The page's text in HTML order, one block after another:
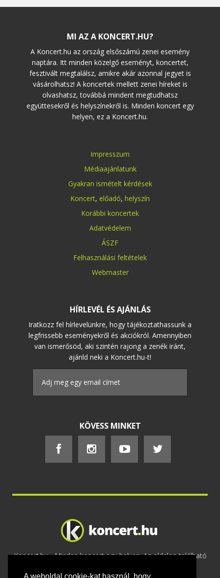
MI AZ A KONCERT.HU?
A Koncert.hu az ország elsőszámú zenei esemény
naptára. Itt minden közelgő eseményt, koncertet,
fesztivált megtalálsz, amikre akár azonnal jegyet is
vásárolhatsz! A koncertek mellett zenei híreket is
olvashatsz, továbbá mindent megtudhatsz
együttesekről és helyszínekről is. Minden koncert egy
helyen, ez a Koncert.hu.
Impresszum
Médiaajánlatunk
Gyakran ismételt kérdések
Koncert, előadó, helyszín
Korábbi koncertek
Adatvédelem
ÁSZF
Felhasználási feltételek
Webmaster
HÍRLEVÉL ÉS AJÁNLÁS
Iratkozz fel hírlevelünkre, hogy tájékoztathassunk a
legfrissebb eseményekről és akciókról. Amennyiben
van ismerősöd, aki szintén rajong a zenék iránt,
ajánld neki a Koncert.hu-t!
KÖVESS MINKET
Koncert.hu - Minden koncert egy helyen. Az oldalon található